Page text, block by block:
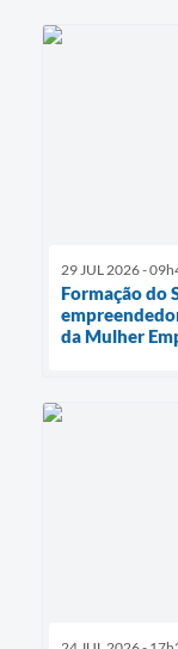
29 JUL 2026 -
Formação do
da Mulher